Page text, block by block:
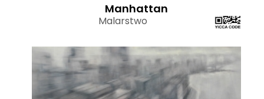
Manhattan
Malarstwo